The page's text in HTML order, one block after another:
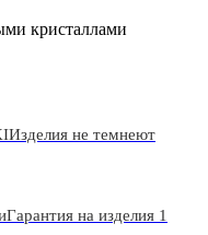
кристаллами
Изделия не темнеют
Гарантия на изделия 1